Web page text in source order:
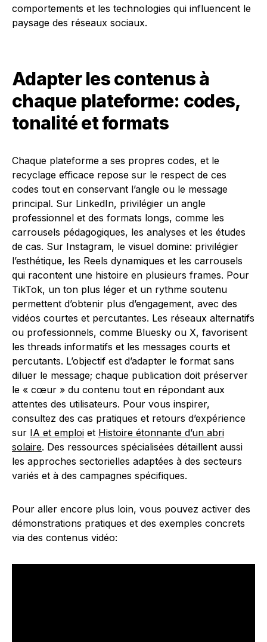
comportements et les technologies qui influencent le
paysage des réseaux sociaux.
Adapter les contenus à
chaque plateforme: codes,
tonalité et formats
Chaque plateforme a ses propres codes, et le
recyclage efficace repose sur le respect de ces
codes tout en conservant l’angle ou le message
principal. Sur LinkedIn, privilégier un angle
professionnel et des formats longs, comme les
carrousels pédagogiques, les analyses et les études
de cas. Sur Instagram, le visuel domine: privilégier
l’esthétique, les Reels dynamiques et les carrousels
qui racontent une histoire en plusieurs frames. Pour
TikTok, un ton plus léger et un rythme soutenu
permettent d’obtenir plus d’engagement, avec des
vidéos courtes et percutantes. Les réseaux alternatifs
ou professionnels, comme Bluesky ou X, favorisent
les threads informatifs et les messages courts et
percutants. L’objectif est d’adapter le format sans
diluer le message; chaque publication doit préserver
le « cœur » du contenu tout en répondant aux
attentes des utilisateurs. Pour vous inspirer,
consultez des cas pratiques et retours d’expérience
sur IA et emploi et Histoire étonnante d’un abri
solaire. Des ressources spécialisées détaillent aussi
les approches sectorielles adaptées à des secteurs
variés et à des campagnes spécifiques.
Pour aller encore plus loin, vous pouvez activer des
démonstrations pratiques et des exemples concrets
via des contenus vidéo: